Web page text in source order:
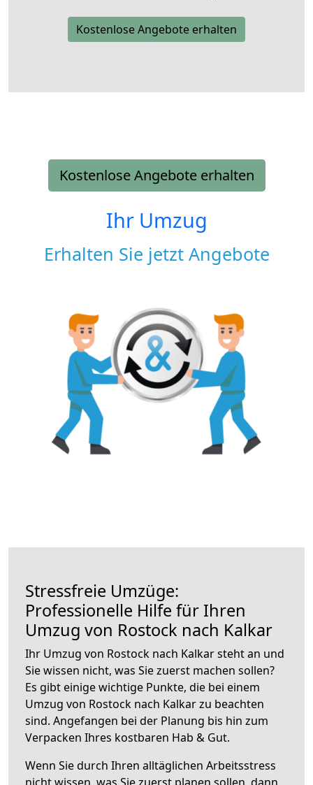
Kostenlose Angebote erhalten
Kostenlose Angebote erhalten
Ihr Umzug
Erhalten Sie jetzt Angebote
Stressfreie Umzüge:
Professionelle Hilfe für Ihren
Umzug von Rostock nach Kalkar
Ihr Umzug von Rostock nach Kalkar steht an und
Sie wissen nicht, was Sie zuerst machen sollen?
Es gibt einige wichtige Punkte, die bei einem
Umzug von Rostock nach Kalkar zu beachten
sind. Angefangen bei der Planung bis hin zum
Verpacken Ihres kostbaren Hab & Gut.
Wenn Sie durch Ihren alltäglichen Arbeitsstress